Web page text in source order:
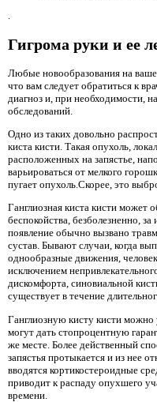
.
Гигрома руки и ее
Любые новообразования на
что вам следует обратиться к
диагноз и, при необходимости,
обследований.
Одно из таких довольно
киста кисти. Такая опухоль,
расположенных на запястье,
варьироваться от мелкого
пугает опухоль.Скорее, это
Ганглиозная киста кисти может
беспокойства, безболезненно,
появление обычно вызвано
сустав. Бывают случаи, когда
однообразные движения,
исключением
дискомфорта, синовиальной
существует в течение
Ганглиозную кисту кисти можно
могут дать стопроцентную
же месте. Более действенный
запястья протыкается и из нее
вводятся кортикостероидные
приводит к распаду опухшего
времени.